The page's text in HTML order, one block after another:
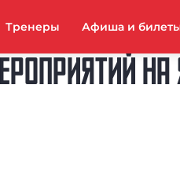
Тренеры Афиша и
НА